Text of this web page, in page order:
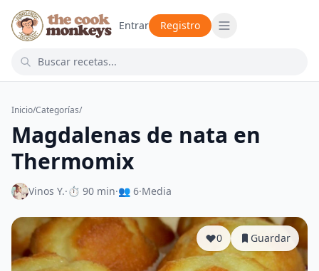
Entrar Registro
Inicio/Categorías/
Magdalenas de nata en
Thermomix
Vinos Y.·⏱ 90 min·👥 6·Media
0 Guardar